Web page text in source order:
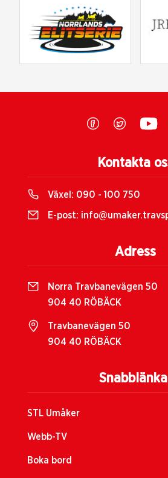
STL Umåker
Webb-TV
Boka bord
Kontakta
Växel: 090 - 100 750
E-post:
Adress
Norra Travbanevägen 50
904 40 RÖBÄCK
Travbanevägen 50
904 40 RÖBÄCK